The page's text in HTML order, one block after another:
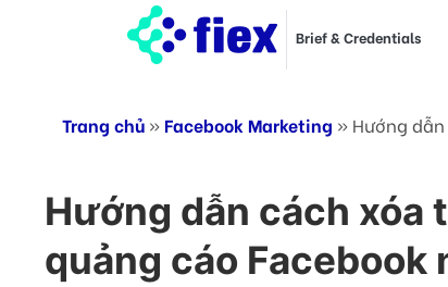
Brief & Credentials
Trang chủ » Facebook Marketing » Hướng
Hướng dẫn cách xóa
quảng cáo Facebook